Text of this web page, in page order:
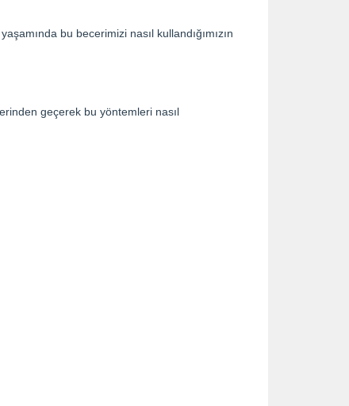
bu becerimizi nasıl kullandığımızın
geçerek bu yöntemleri nasıl